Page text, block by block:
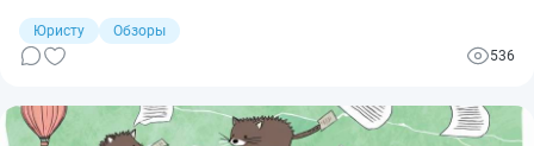
Юристу
Обзоры
536